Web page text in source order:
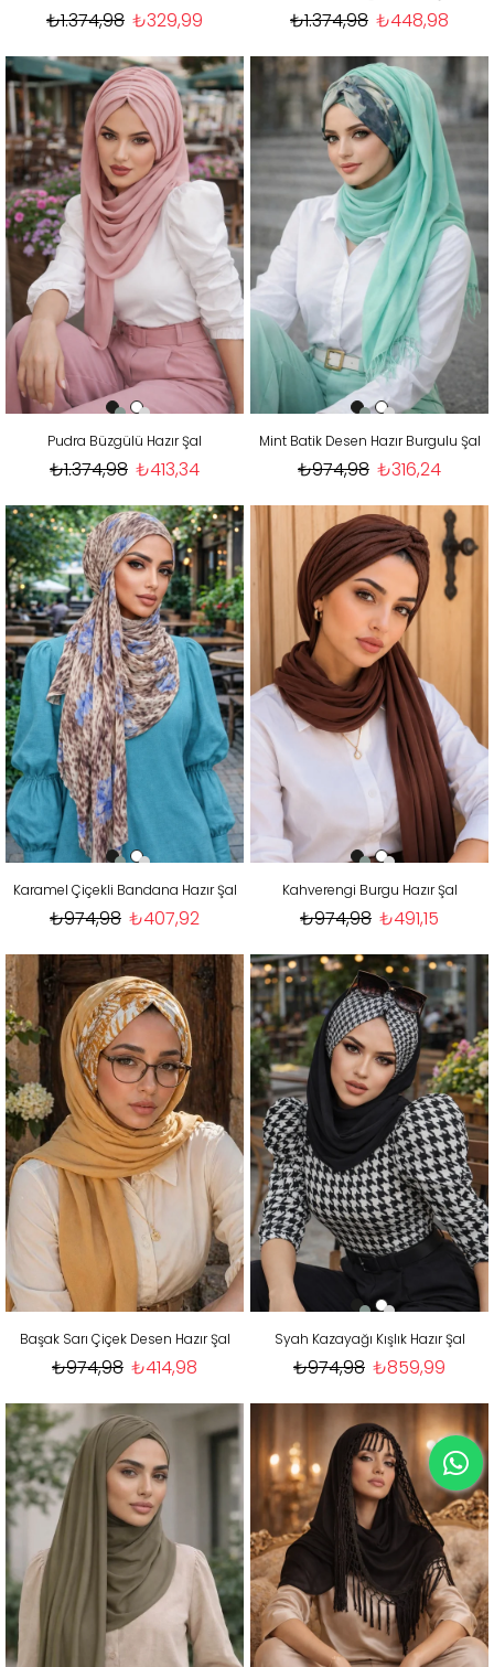
₺329,99
₺1.374,98 ₺448,98
₺1.374,98
Pudra Büzgülü Hazır Şal
₺413,34
₺1.374,98
Mint Batik Desen Hazır Burgulu Şal
₺316,24
₺974,98
Karamel Çiçekli Bandana Hazır Şal
₺407,92
₺974,98
Kahverengi Burgu Hazır Şal
₺491,15
₺974,98
Başak Sarı Çiçek Desen Hazır Şal
₺414,98
₺974,98
Syah Kazayağı Kışlık Hazır Şal
₺859,99
₺974,98